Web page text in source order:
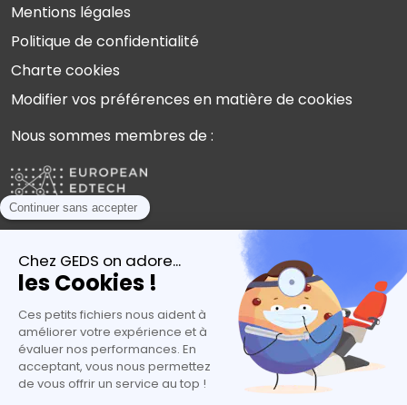
Mentions légales
Politique de confidentialité
Charte cookies
Modifier vos préférences en matière de cookies
Nous sommes membres de :
Plébiscités par les experts de l’orientation